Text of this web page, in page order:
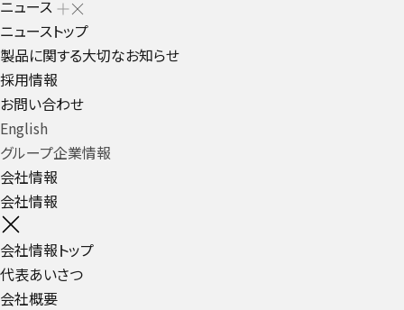
ニュース
ニューストップ
製品に関する大切なお知らせ
採用情報
お問い合わせ
English
グループ企業情報
会社情報
会社情報
会社情報トップ
代表あいさつ
会社概要